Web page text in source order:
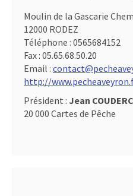
Moulin de la Gascarie
12000 RODEZ
Téléphone : 0565684152
Fax : 05.65.68.50.20
Email :
http://
Président : Jean COUDERC
20 000 Cartes de Pêche